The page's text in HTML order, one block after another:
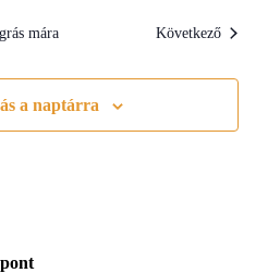
mára Következő
a naptárra